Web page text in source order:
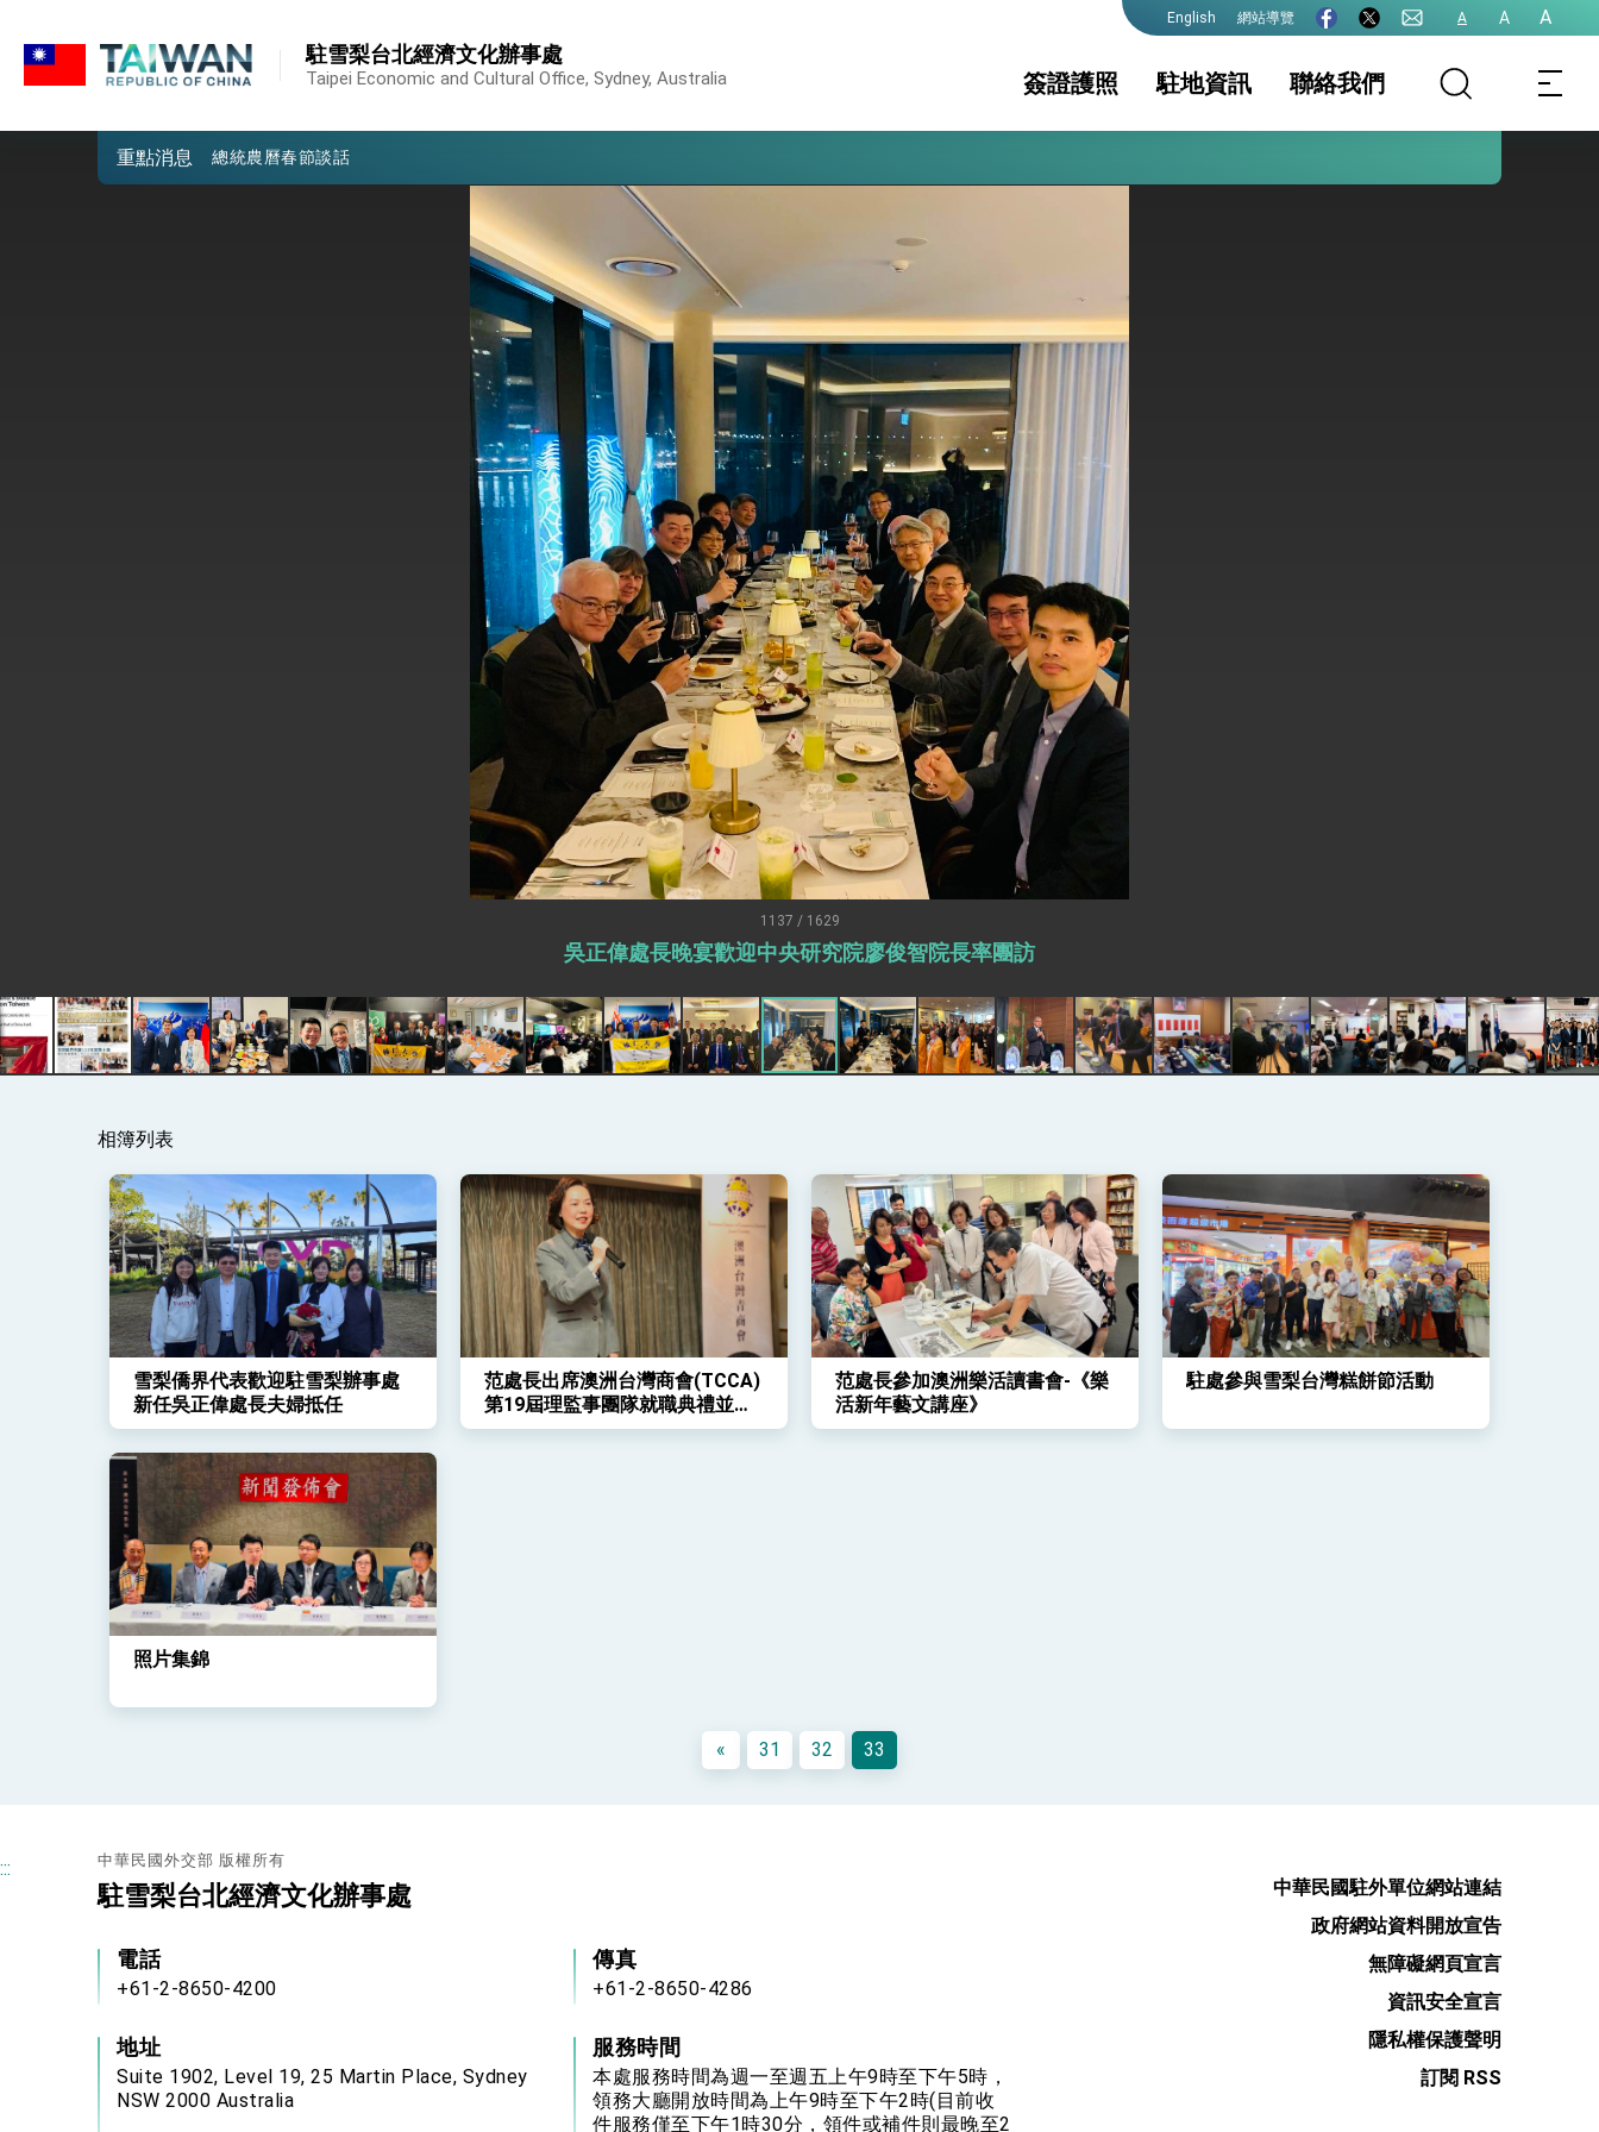
English 網站導覽 A A A
駐雪梨台北經濟文化辦事處
Taipei Economic and Cultural Office, Sydney, Australia 簽證護照
護照 簽證
文件證明
駐地資訊
駐地基本資料 簽證及入境須知
生活資訊
聯絡我們
重點消息
總統與五院院長新春茶敘 盼化分歧為團結、為國家邁出合作第一步
台美貿易協議完成簽署達成6大目標、創5大歷史性突破 總統強調將以3大面向加速臺灣經濟轉型升級 籲請立院全力支持並盡速通過
臺美簽署「對等貿易協定」確立對等關稅15%且不疊加 我輸美2072項產品豁免對等關稅
總統接受「法新社」（AFP）專訪內容
外交部長林佳龍於《外交事務》撰文指出：自由世界 需要台灣，團結合作方能守護繁榮
外交部長林佳龍出席《台灣光華雜誌》50週年慶「見證蛻變，分享世界的光華」開幕式，期許數位轉 型迎向下個50年
總統主持「台美經濟繁榮夥伴對話」記者會 說明臺美合作三大戰略方向 盼與民主夥伴共同引領 下一個世代的繁榮
外交部長林佳龍接受印尼「時代雜誌」專訪，闡述印太安全局勢，籲深化台印尼半導體供應鏈合作
外交部長林佳龍午宴歡迎美國聯邦參議員蓋耶哥訪問團
外交部長林佳龍接見美國智庫「德國馬歇爾基金會」訪問團一行，深化跨大西洋戰略夥伴關係
臺美經貿談判獲階段性成果 卓揆期勉爭取時間完成「臺美對等貿易協定」簽署
卓揆：臺美關稅談判階段性結果有助臺灣取得有利戰略地位 全力支持「臺美對等貿易協定」簽署
外交部與數位發展部攜手合作，整合台灣雄厚數位實力，達成固邦榮邦目標
外交部長林佳龍主持第35次「參與亞太經濟合作策略小組」跨部會會議
民調顯示多數國人滿意政府外交表現，高度支持「總合外交」與台歐美日關係深化
總統以「韌性之島，希望之光」為題發表2026新 年談話
總統主持「守護民主台灣國安行動方案」記者會 強調以實力守護台海和平 以決心掌握國家命運
總統發表執政周年談話 盼面對未來挑戰 堅持團結 迎風轉型 穩健前行
賴總統就職演說影片
總統重要談話
1137 / 1629
吳正偉處長晚宴歡迎中央研究院廖俊智院長率團訪
相簿列表
雪梨僑界代表歡迎駐雪梨辦事處
新任吳正偉處長夫婦抵任
范處長出席澳洲台灣商會(TCCA)
第19屆理監事團隊就職典禮並監
交印信
范處長參加澳洲樂活讀書會-《樂
活新年藝文講座》
駐處參與雪梨台灣糕餅節活動
照片集錦
« 31 32 33
::: 中華民國外交部 版權所有
駐雪梨台北經濟文化辦事處
電話
+61-2-8650-4200
傳真
+61-2-8650-4286
地址
Suite 1902, Level 19, 25 Martin Place, Sydney
NSW 2000 Australia
服務時間
本處服務時間為週一至週五上午9時至下午5時，
領務大廳開放時間為上午9時至下午2時(目前收
件服務僅至下午1時30分，領件或補件則最晚至2
中華民國駐外單位網站連結
政府網站資料開放宣告
無障礙網頁宣言
資訊安全宣言
隱私權保護聲明
訂閱 RSS